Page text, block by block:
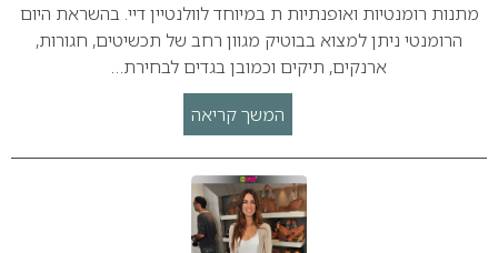
מתנות רומנטיות ואופנתיות ת במיוחד לוולנטיין דיי. בהשראת היום
הרומנטי ניתן למצוא בבוטיק מגוון רחב של תכשיטים, חגורות,
ארנקים, תיקים וכמובן בגדים לבחירת…
המשך קריאה